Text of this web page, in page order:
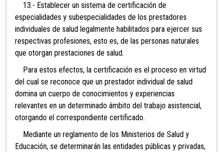
13.- Establecer un sistema de certificación de
especialidades y subespecialidades de los prestadores
individuales de salud legalmente habilitados para ejercer sus
respectivas profesiones, esto es, de las personas naturales
que otorgan prestaciones de salud.
Para estos efectos, la certificación es el proceso en virtud
del cual se reconoce que un prestador individual de salud
domina un cuerpo de conocimientos y experiencias
relevantes en un determinado ámbito del trabajo asistencial,
otorgando el correspondiente certificado.
Mediante un reglamento de los Ministerios de Salud y
Educación, se determinarán las entidades públicas y privadas,